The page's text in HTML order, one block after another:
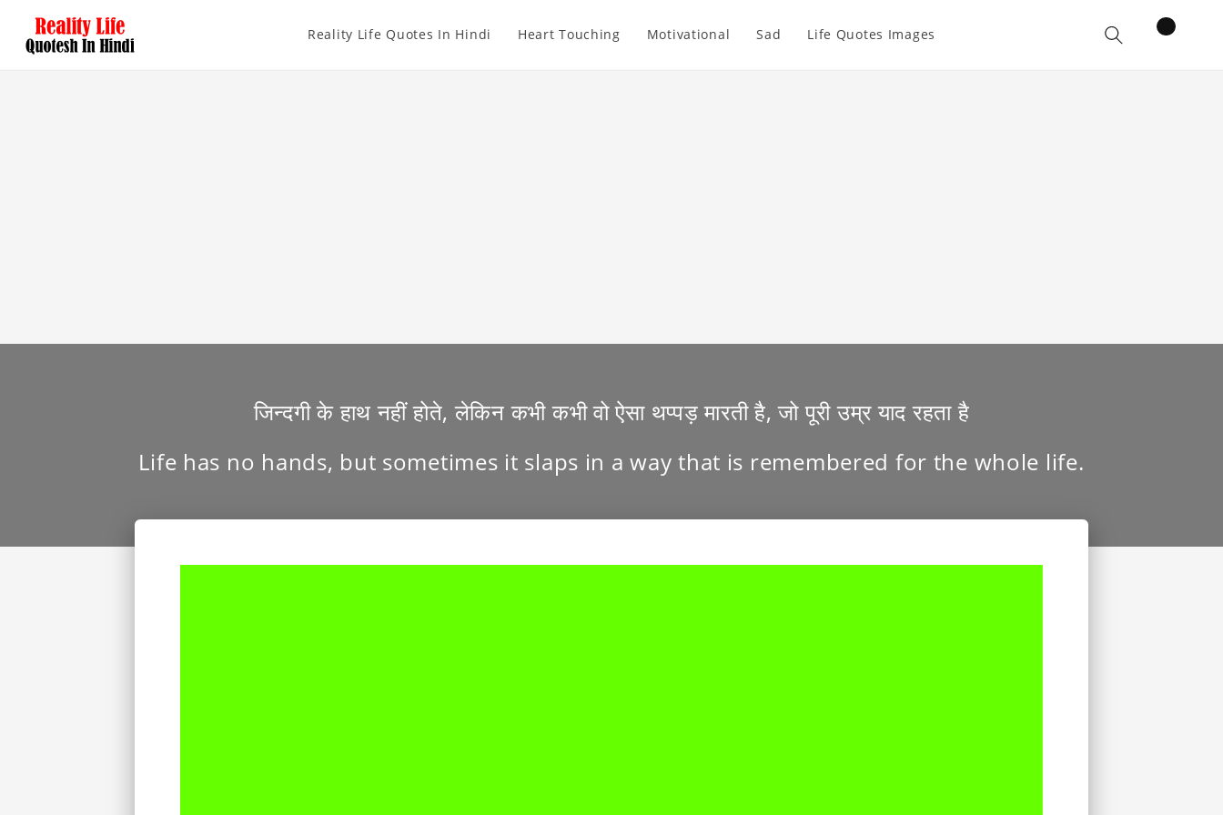
Reality Life Quotes In Hindi Heart Touching Motivational Sad Life Quotes Images Cart
items
जिन्दगी के हाथ नहीं होते, लेकिन कभी कभी वो ऐसा थप्पड़ मारती है, जो पूरी उम्र याद रहता है
Life has no hands, but sometimes it slaps in a way that is remembered for the whole life.